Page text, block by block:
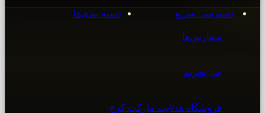
دسترسی سریع دسته بندی‌ها
سفارش‌ها
چی بخریم
فروشگاه هدلایت مارکت کرج